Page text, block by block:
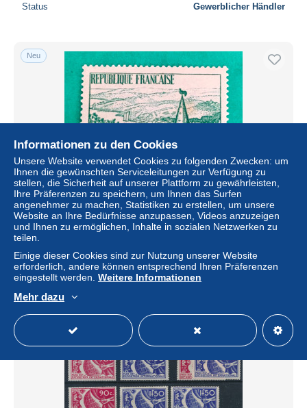
Status Gewerblicher Händler
Neu
1935 FRANCE N 301 - RIVIERE BRETONNE - NEUF*
± 15,02 $
Status Privatperson
Neu
Informationen zu den Cookies
Unsere Website verwendet Cookies zu folgenden Zwecken: um
Ihnen die gewünschten Serviceleitungen zur Verfügung zu
stellen, die Sicherheit auf unserer Plattform zu gewährleisten,
Ihre Präferenzen zu speichern, um Ihnen das Surfen
angenehmer zu machen, Statistiken zu erstellen, um unsere
Website an Ihre Bedürfnisse anzupassen, Videos anzuzeigen
und Ihnen zu ermöglichen, Inhalte in sozialen Netzwerken zu
teilen.
Einige dieser Cookies sind zur Nutzung unserer Website
erforderlich, andere können entsprechend Ihren Präferenzen
eingestellt werden. Weitere Informationen
Mehr dazu